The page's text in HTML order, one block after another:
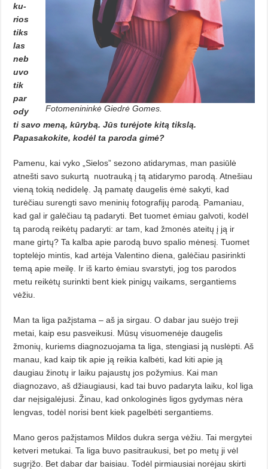
Fotomenininkė Giedrė Gomes.
ku­
rios
tiks
las
neb
uvo
tik
par
ody
ti savo meną, kūrybą. Jūs turėjote kitą tikslą.
Papasakokite, kodėl ta paroda gimė?
Pamenu, kai vyko „Sielos” sezono atidarymas, man pasiūlė
atnešti savo sukurtą
nuotrauką į tą atidarymo parodą. Atnešiau
vieną tokią nedidelę. Ją pamatę daugelis ėmė sakyti, kad
turėčiau surengti savo meninių fotografijų parodą. Pamaniau,
kad gal ir galėčiau tą padaryti. Bet tuomet ėmiau galvoti, kodėl
tą parodą reikėtų padaryti: ar tam, kad žmonės ateitų į ją ir
mane girtų? Ta kalba apie parodą buvo spalio mėnesį. Tuomet
toptelėjo mintis, kad artėja Valentino diena, galėčiau pasirinkti
temą apie meilę. Ir iš karto ėmiau svarstyti, jog tos parodos
metu reikėtų surinkti bent kiek pinigų vaikams, sergantiems
vėžiu.
Man ta liga pažįstama – aš ja sirgau. O dabar jau suėjo treji
metai, kaip esu pasveikusi. Mūsų visuomenė­je daugelis
žmonių, kuriems diagnozuojama ta liga, stengiasi ją nuslėpti. Aš
manau, kad kaip tik apie ją reikia kalbėti, kad kiti apie ją
daugiau žinotų ir laiku pajaustų jos požymius. Kai man
diagnozavo, aš džiaugiausi, kad tai buvo padaryta laiku, kol liga
dar neįsigalėjusi. Žinau, kad onkologinės ligos gydymas nėra
lengvas, todėl norisi bent kiek pagelbėti sergantiems.
Mano geros pažįstamos Mildos dukra serga vėžiu. Tai mergytei
ketveri metukai. Ta liga buvo pasitraukusi, bet po metų ji vėl
sugrįžo. Bet dabar dar baisiau. Todėl pirmiausiai norėjau skirti